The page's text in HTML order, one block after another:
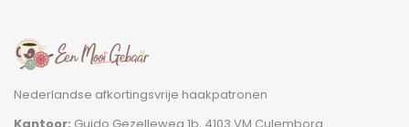
Nederlandse afkortingsvrije haakpatronen